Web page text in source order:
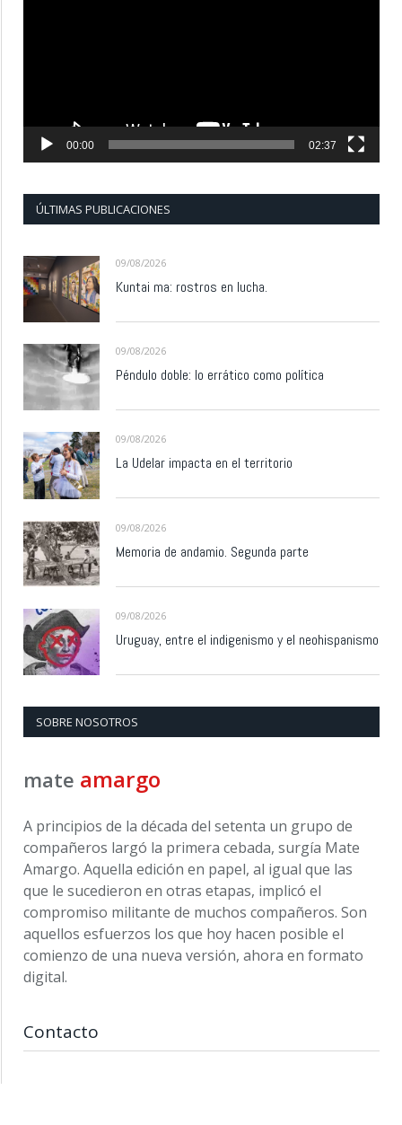
00:00 02:37
ÚLTIMAS PUBLICACIONES
09/08/2026
Kuntai ma: rostros en lucha.
09/08/2026
Péndulo doble: lo errático como política
09/08/2026
La Udelar impacta en el territorio
09/08/2026
Memoria de andamio. Segunda parte
09/08/2026
Uruguay, entre el indigenismo y el neohispanismo
SOBRE NOSOTROS
mate amargo
A principios de la década del setenta un grupo de
compañeros largó la primera cebada, surgía Mate
Amargo. Aquella edición en papel, al igual que las
que le sucedieron en otras etapas, implicó el
compromiso militante de muchos compañeros. Son
aquellos esfuerzos los que hoy hacen posible el
comienzo de una nueva versión, ahora en formato
digital.
Contacto